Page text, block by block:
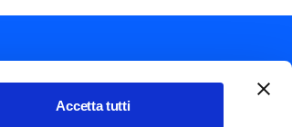
Accetta tutti